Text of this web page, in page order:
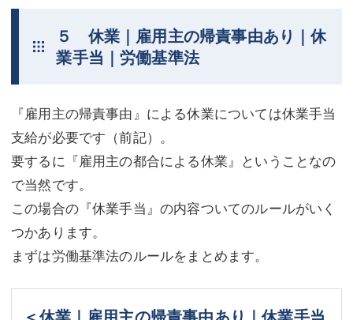
５ 休業｜雇用主の帰責事由あり｜休
業手当｜労働基準法
『雇用主の帰責事由』による休業については休業手当
支給が必要です（前記）。
要するに『雇用主の都合による休業』ということなの
で当然です。
この場合の『休業手当』の内容ついてのルールがいく
つかあります。
まずは労働基準法のルールをまとめます。